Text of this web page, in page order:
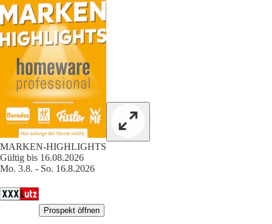
MARKEN-HIGHLIGHTS
Gültig bis 16.08.2026
Mo. 3.8. - So. 16.8.2026
Prospekt öffnen